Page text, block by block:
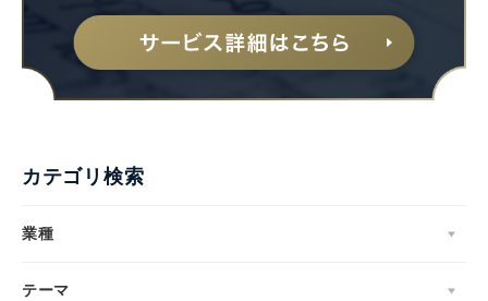
カテゴリ検索
業種
テーマ